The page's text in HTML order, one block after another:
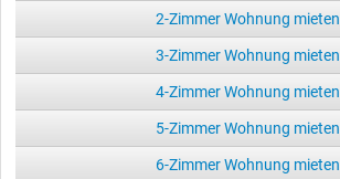
2-Zimmer Wohnung mieten
3-Zimmer Wohnung mieten
4-Zimmer Wohnung mieten
5-Zimmer Wohnung mieten
6-Zimmer Wohnung mieten